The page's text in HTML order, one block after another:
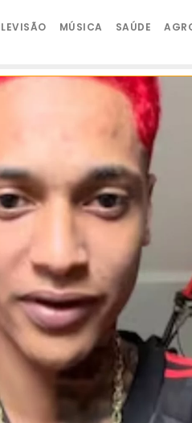
MÚSICA SAÚDE